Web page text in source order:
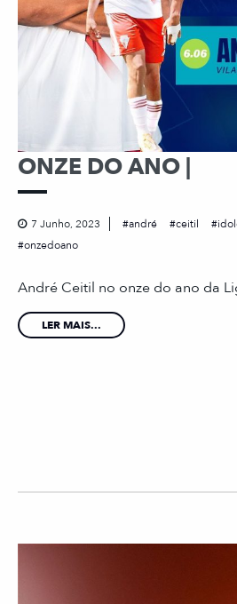
ONZE DO ANO |
7 Junho, 2023 andré ceitil
onzedoano
André Ceitil no onze do ano da
LER MAIS...